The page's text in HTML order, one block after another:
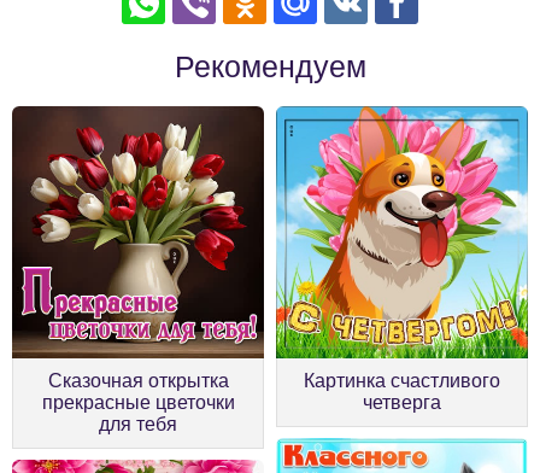
Рекомендуем
Сказочная открытка
прекрасные цветочки
для тебя
Картинка счастливого
четверга